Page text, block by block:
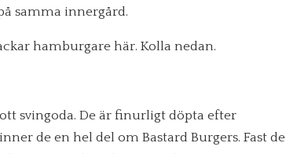
samma innergård.
hamburgare här. Kolla nedan.
svingoda. De är finurligt döpta efter
de en hel del om Bastard Burgers. Fast de